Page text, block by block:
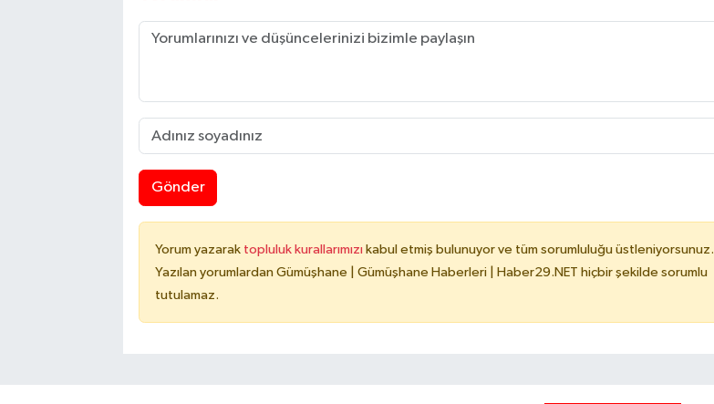
Gönder
Yorum yazarak topluluk kurallarımızı kabul etmiş bulunuyor ve tüm sorumluluğu üstleniyorsunuz.
Yazılan yorumlardan Gümüşhane | Gümüşhane Haberleri | Haber29.NET hiçbir şekilde sorumlu
tutulamaz.